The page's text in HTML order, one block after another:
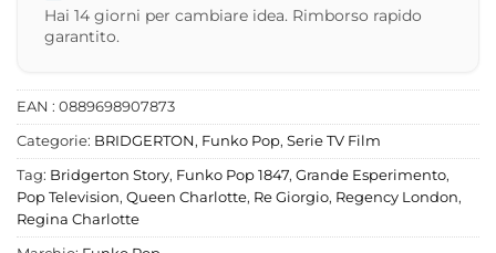
Hai 14 giorni per cambiare idea. Rimborso rapido
garantito.
EAN : 0889698907873
Categorie: BRIDGERTON, Funko Pop, Serie TV Film
Tag: Bridgerton Story, Funko Pop 1847, Grande Esperimento,
Pop Television, Queen Charlotte, Re Giorgio, Regency London,
Regina Charlotte